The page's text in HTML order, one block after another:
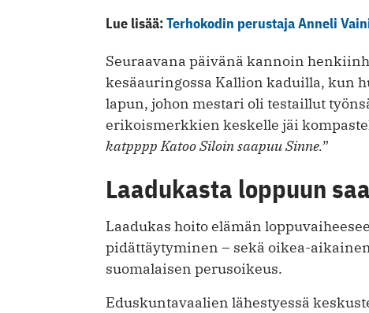
Lue lisää:Terhokodin perustaja Anneli
Seuraavana päivänä kannoin
kesäauringossa Kallion kaduilla, kun
lapun, johon mestari oli testaillut
erikoismerkkien keskelle jäi
katpppp Katoo Siloin saapuu Sinne.”
Laadukasta loppuun
Laadukas hoito elämän
pidättäytyminen – sekä oikea-
suomalaisen perusoikeus.
Eduskuntavaalien lähestyessä